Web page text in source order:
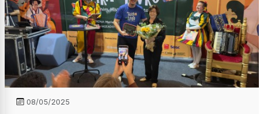
08/05/2025